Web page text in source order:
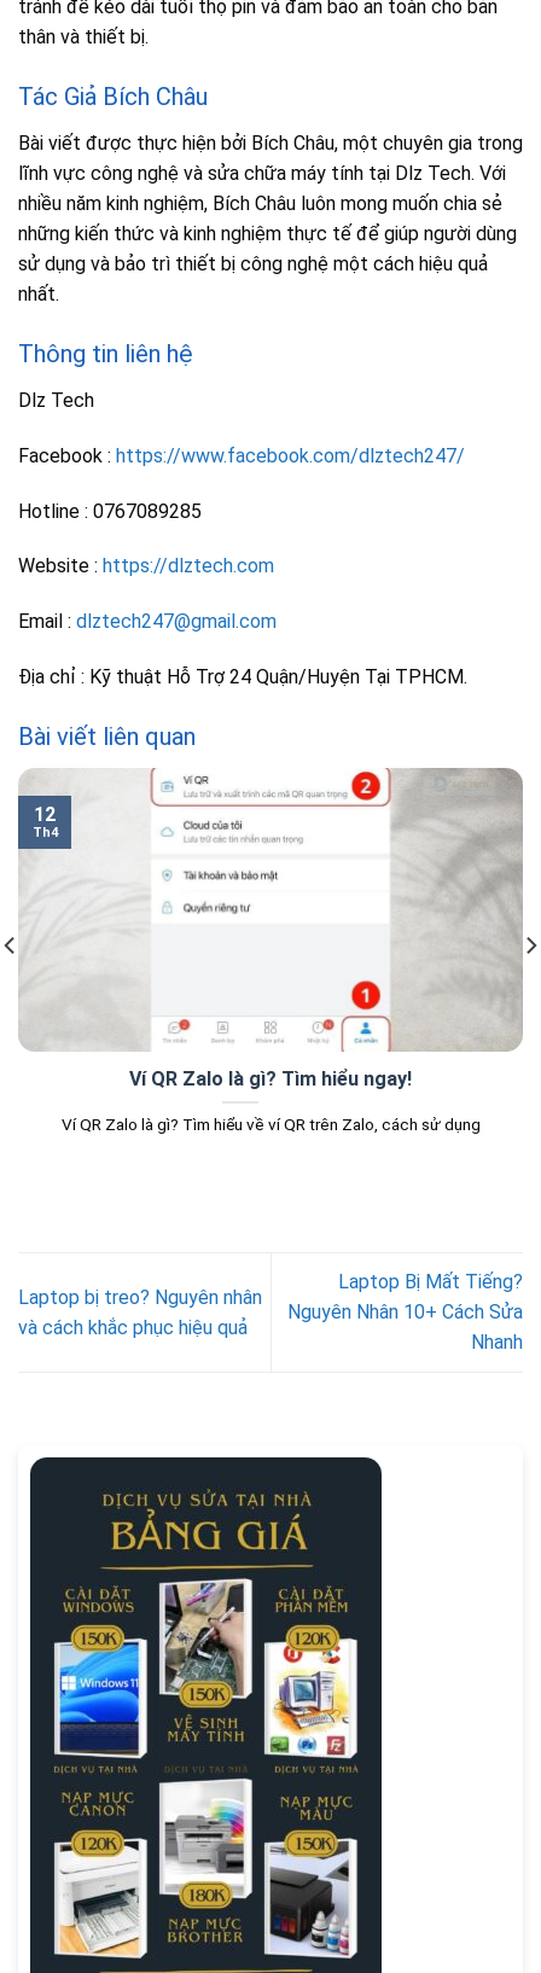
tránh để kéo dài tuổi thọ pin và đảm bảo an toàn cho bản
thân và thiết bị.
Tác Giả Bích Châu
Bài viết được thực hiện bởi Bích Châu, một chuyên gia trong
lĩnh vực công nghệ và sửa chữa máy tính tại Dlz Tech. Với
nhiều năm kinh nghiệm, Bích Châu luôn mong muốn chia sẻ
những kiến thức và kinh nghiệm thực tế để giúp người dùng
sử dụng và bảo trì thiết bị công nghệ một cách hiệu quả
nhất.
Thông tin liên hệ
Dlz Tech
Facebook : https://www.facebook.com/dlztech247/
Hotline : 0767089285
Website : https://dlztech.com
Email : dlztech247@gmail.com
Địa chỉ : Kỹ thuật Hỗ Trợ 24 Quận/Huyện Tại TPHCM.
Bài viết liên quan
Ví QR Zalo là gì? Tìm hiểu ngay!
Ví QR Zalo là gì? Tìm hiểu về ví QR trên Zalo, cách sử dụng
12
Th4
Laptop bị treo? Nguyên nhân
và cách khắc phục hiệu quả
Laptop Bị Mất Tiếng?
Nguyên Nhân 10+ Cách Sửa
Nhanh